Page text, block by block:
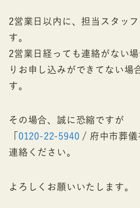
2営業日以内に、担当スタッ
す。
2営業日経っても連絡がない
りお申し込みができてない場
す。
その場合、誠に恐縮ですが
0120-22-5940 / 府中市葬儀
連絡ください。
よろしくお願いいたします。